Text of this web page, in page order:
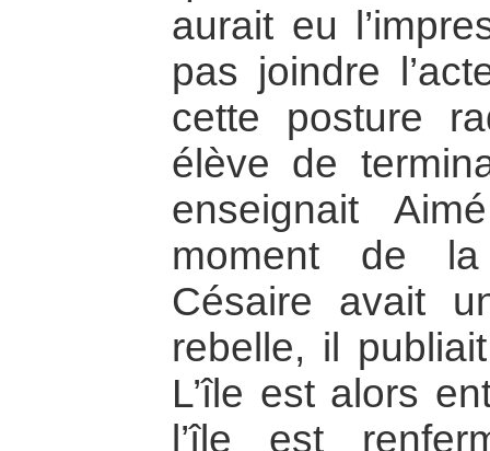
aurait eu
pas joindre
cette posture
élève de
enseignait
moment de
Césaire avait
rebelle, il
L’île est alors
l’île est